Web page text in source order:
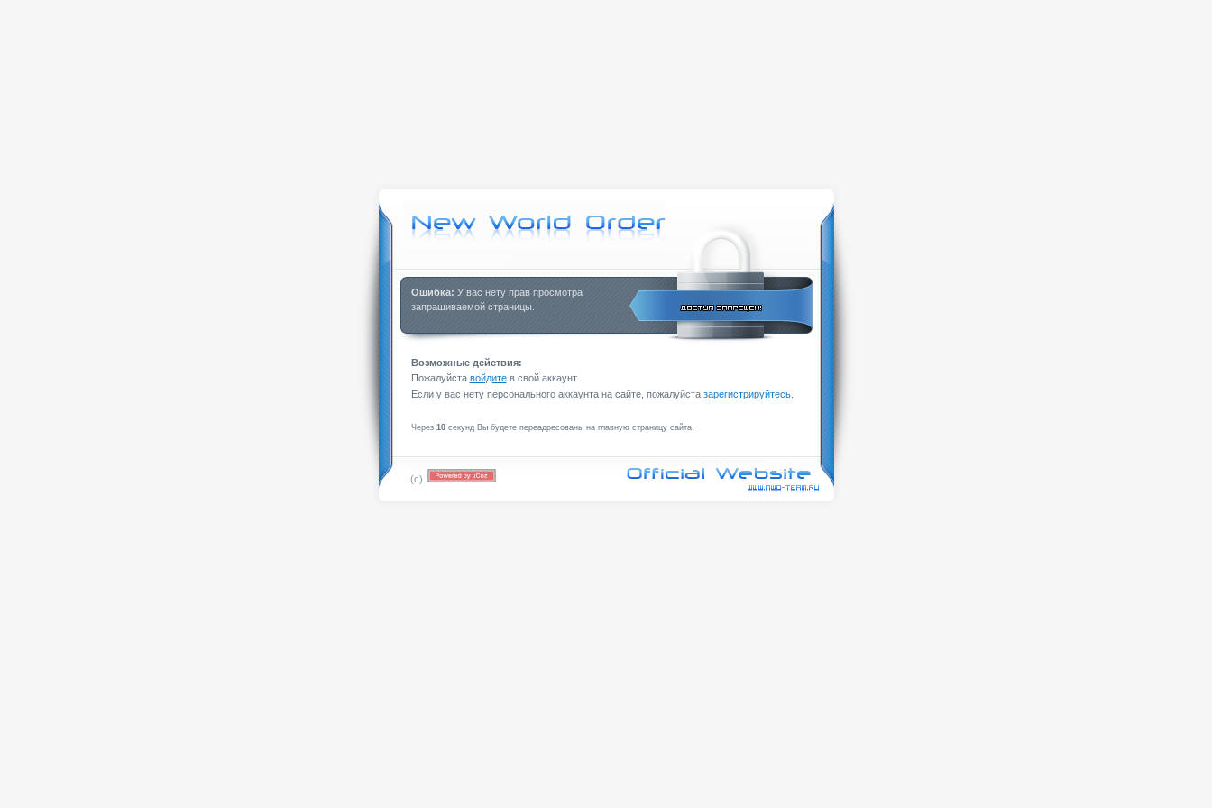
Ошибка: У вас нету прав просмотра
запрашиваемой страницы.
Возможные действия:
Пожалуйста войдитев свой аккаунт.
Если у вас нету персонального аккаунта на сайте, пожалуйста зарегистрируйтесь.
Через 10секунд Вы будете переадресованы на главную страницу сайта.
(c)